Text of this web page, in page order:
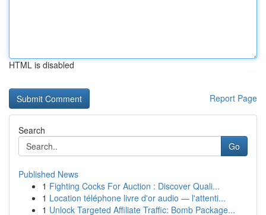
HTML is disabled
Report Page
Search
Go
Published News
1 Fighting Cocks For Auction : Discover Quali...
1 Location téléphone livre d'or audio — l'attenti...
1 Unlock Targeted Affiliate Traffic: Bomb Package...